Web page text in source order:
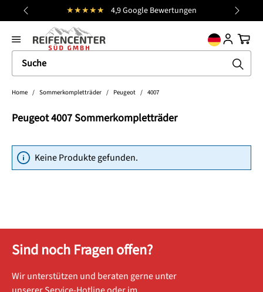
springen ★★★★★ 4,9 Google Bewertungen
general.prev
Home / Sommerkompletträder / Peugeot / 4007
Peugeot 4007 Sommerkompletträder
Keine Produkte gefunden.
Sind noch Fragen offen?
Wir unterstützen und beraten gerne unter